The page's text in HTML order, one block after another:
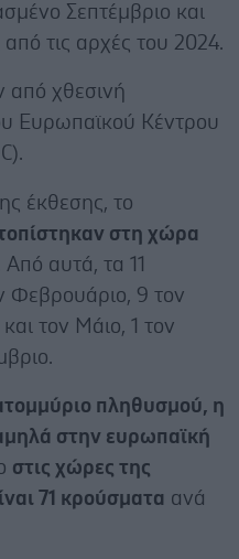
Σεπτέμβριο και
από τις αρχές του 2024.
από χθεσινή
Ευρωπαϊκού Κέντρου
έκθεσης, το
στη χώρα
Από αυτά, τα 11
Φεβρουάριο, 9 τον
τον Μάιο, 1 τον
πληθυσμού, η
στην ευρωπαϊκή
στις χώρες της
71 κρούσματα ανά